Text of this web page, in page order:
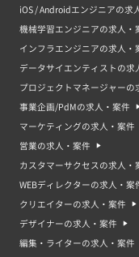
iOS / Androidエンジニアの求
機械学習エンジニアの求人・
インフラエンジニアの求人・
データサイエンティストの求
プロジェクトマネージャーの
事業企画/PdMの求人・案件
マーケティングの求人・案件
営業の求人・案件
カスタマーサクセスの求人・
WEBディレクターの求人・案
クリエイターの求人・案件
デザイナーの求人・案件
編集・ライターの求人・案件